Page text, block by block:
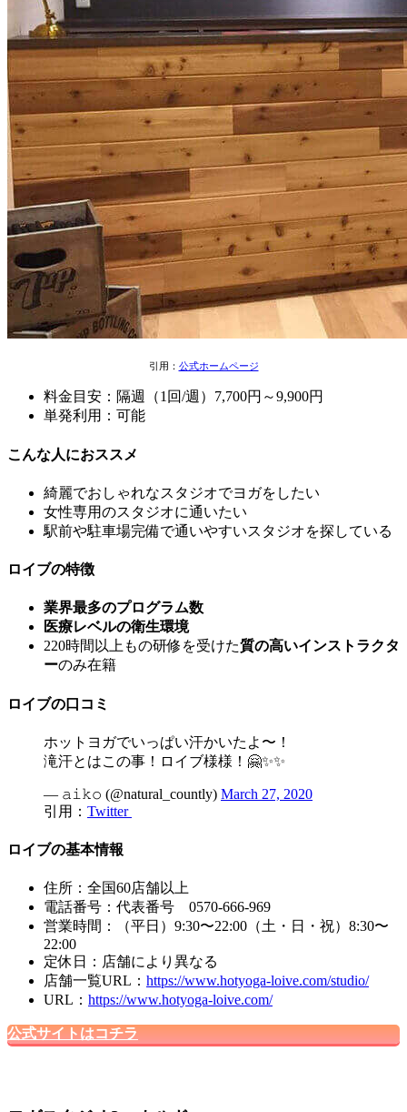
引用： 公式ホームページ
料金目安：隔週（1回/週）7,700円～9,900円
単発利用：可能
こんな人におススメ
綺麗でおしゃれなスタジオでヨガをしたい
女性専用のスタジオに通いたい
駅前や駐車場完備で通いやすいスタジオを探している
ロイブの特徴
業界最多のプログラム数
医療レベルの衛生環境
220時間以上もの研修を受けた質の高いインストラクタ
ーのみ在籍
ロイブの口コミ
ホットヨガでいっぱい汗かいたよ〜！
滝汗とはこの事！ロイブ様様！🤗✨✨
— 𝚊𝚒𝚔𝚘 (@natural_countly) March 27, 2020
引用： Twitter
ロイブの基本情報
住所：全国60店舗以上
電話番号：代表番号 0570-666-969
営業時間：（平日）9:30〜22:00（土・日・祝）8:30〜
22:00
定休日：店舗により異なる
店舗一覧URL： https://www.hotyoga-loive.com/studio/
URL： https://www.hotyoga-loive.com/
公式サイトはコチラ